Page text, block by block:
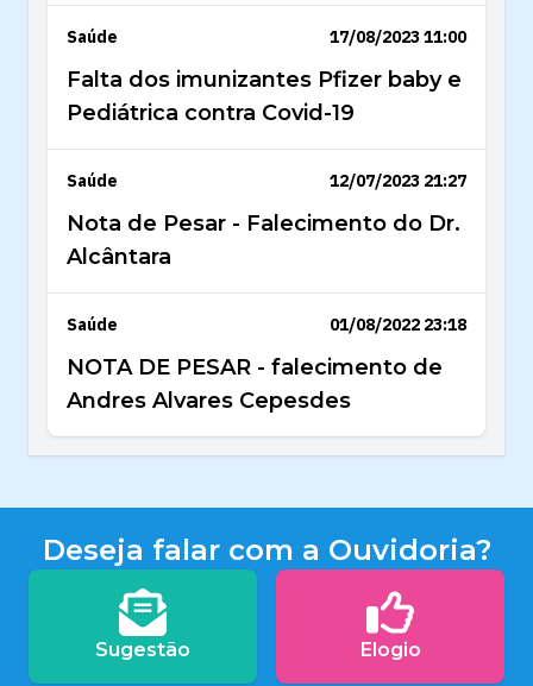
Saúde 17/08/2023 11:00
Falta dos imunizantes Pfizer baby e
Pediátrica contra Covid-19
Saúde 12/07/2023 21:27
Nota de Pesar - Falecimento do Dr.
Alcântara
Saúde 01/08/2022 23:18
NOTA DE PESAR - falecimento de
Andres Alvares Cepesdes
Deseja falar com a Ouvidoria?
Sugestão Elogio